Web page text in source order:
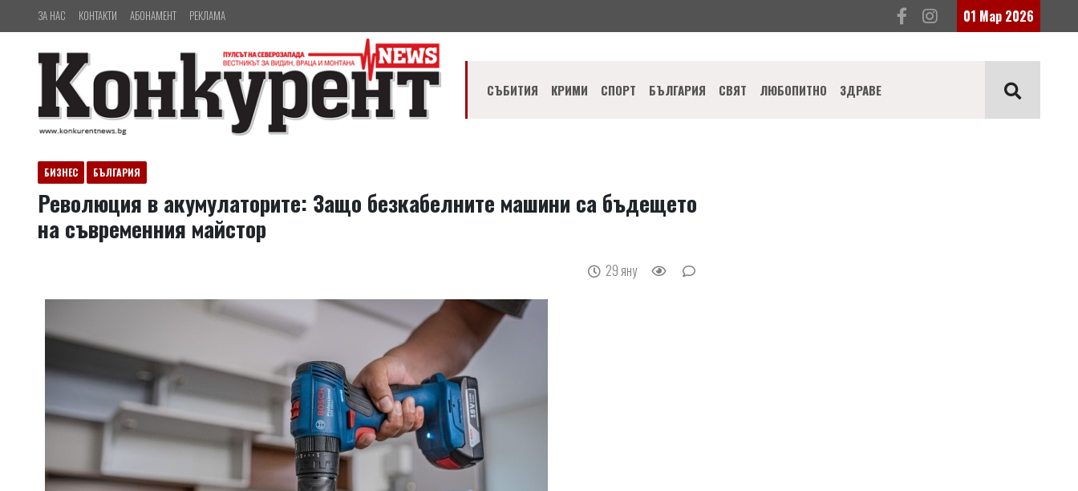
ЗА НАС КОНТАКТИ АБОНАМЕНТ РЕКЛАМА 01 Мар 2026
СЪБИТИЯ КРИМИ СПОРТ БЪЛГАРИЯ СВЯТ ЛЮБОПИТНО ЗДРАВЕ
БИЗНЕС БЪЛГАРИЯ
Революция в акумулаторите: Защо безкабелните машини са бъдещето
на съвременния майстор
29 яну